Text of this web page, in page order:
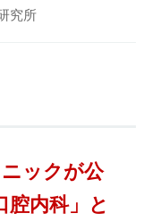
究所
ックが公
腔内科」と